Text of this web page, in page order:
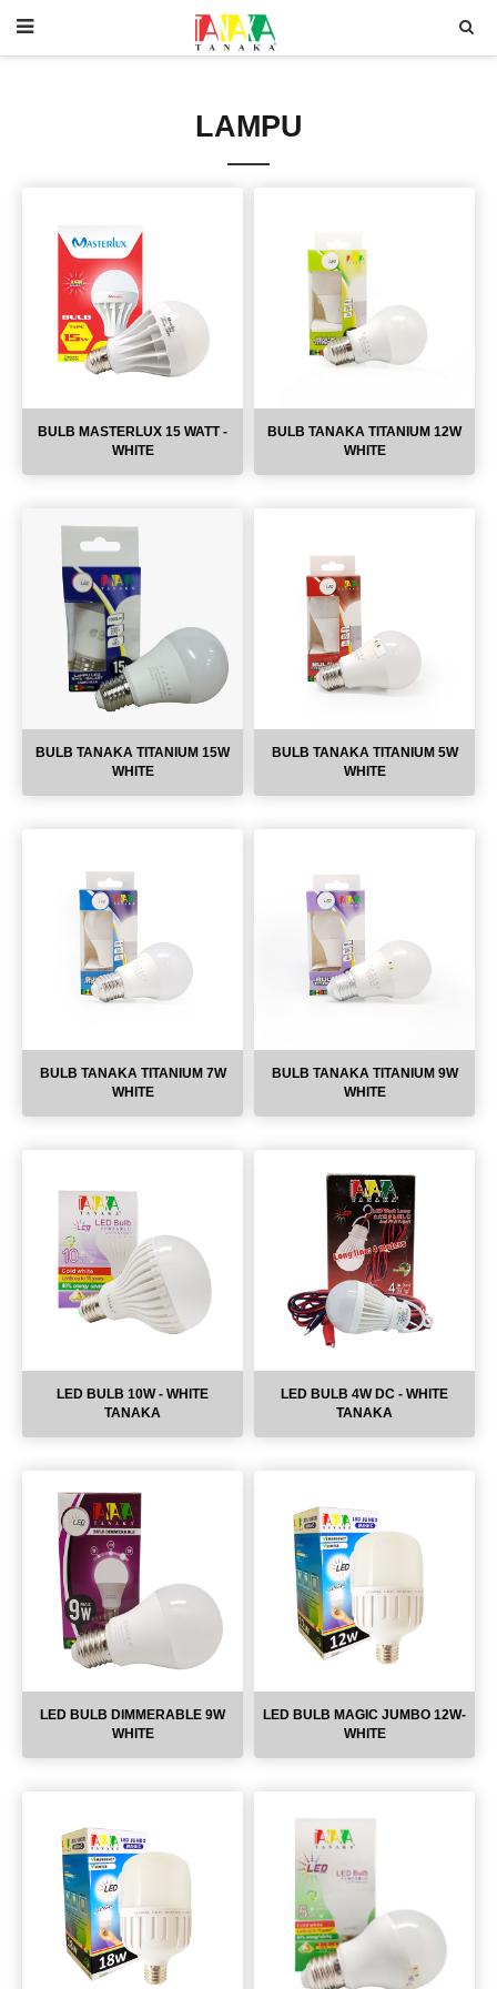
LAMPU
BULB MASTERLUX 15 WATT -
WHITE
BULB TANAKA TITANIUM 12W
WHITE
BULB TANAKA TITANIUM 15W
WHITE
BULB TANAKA TITANIUM 5W
WHITE
BULB TANAKA TITANIUM 7W
WHITE
BULB TANAKA TITANIUM 9W
WHITE
LED BULB 10W - WHITE
TANAKA
LED BULB 4W DC - WHITE
TANAKA
LED BULB DIMMERABLE 9W
WHITE
LED BULB MAGIC JUMBO 12W-
WHITE